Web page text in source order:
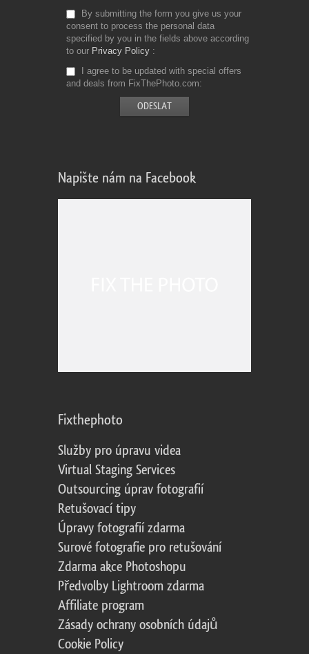
By submitting the form you give us your
consent to process the personal data
specified by you in the fields above according
to our Privacy Policy
I agree to be updated with special offers
and deals from FixThePhoto.com
Napište nám na Facebook
Fixthephoto
Služby pro úpravu videa
Virtual Staging Services
Outsourcing úprav fotografií
Retušovací tipy
Úpravy fotografií zdarma
Surové fotografie pro retušování
Zdarma akce Photoshopu
Předvolby Lightroom zdarma
Affiliate program
Zásady ochrany osobních údajů
Cookie Policy